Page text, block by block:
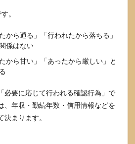
。
から通る」「行われたから落ちる」
係はない
から甘い」「あったから厳しい」と
必要に応じて行われる確認行為」で
、年収・勤続年数・信用情報などを
まります。